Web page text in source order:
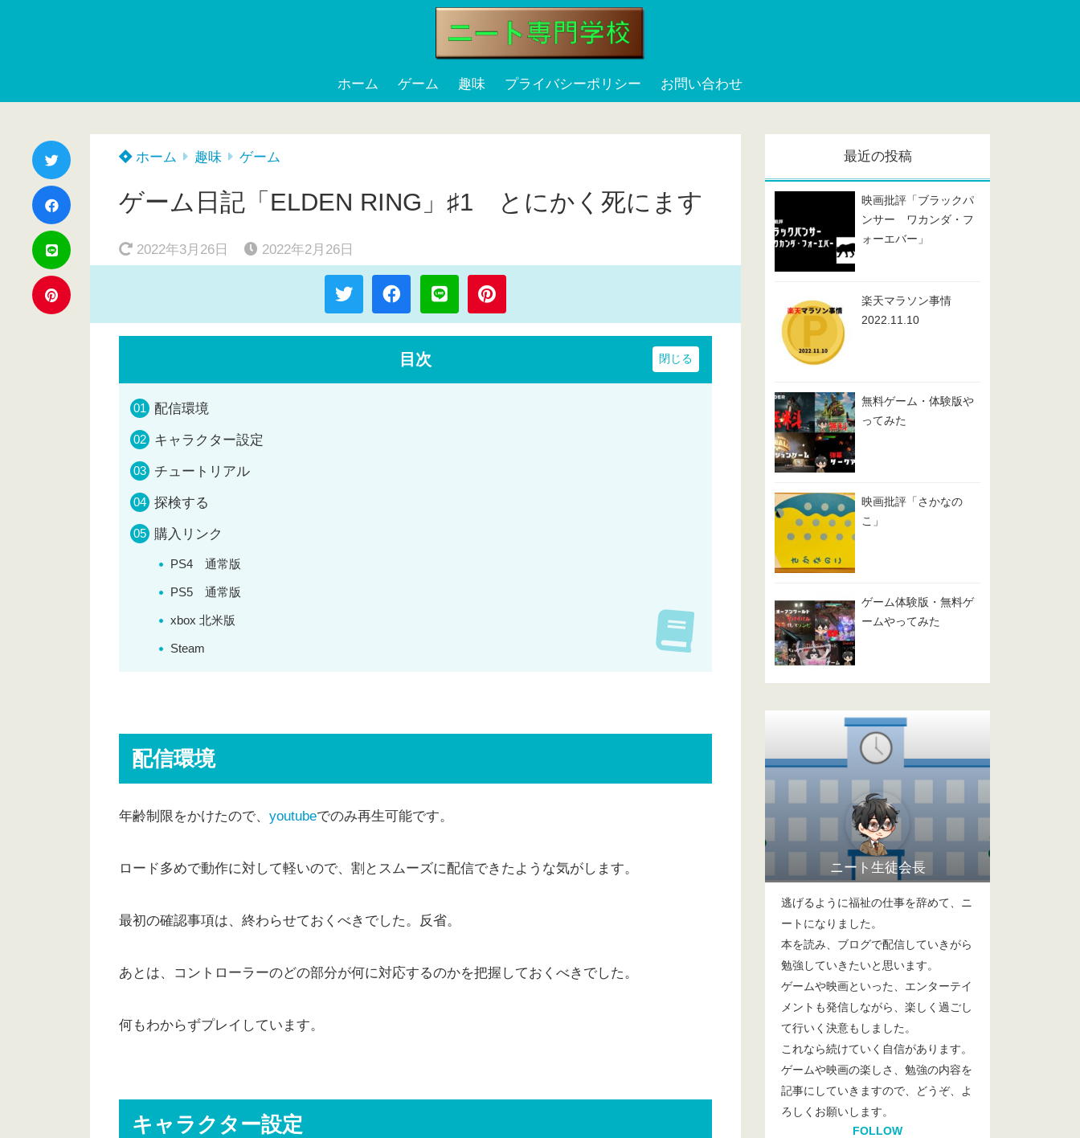
ホーム ゲーム 趣味 プライバシーポリシー お問い合わせ
ホーム 趣味 ゲーム
ゲーム日記「ELDEN RING」♯1 とにかく死にます
2022年3月26日 2022年2月26日
目次
配信環境
キャラクター設定
チュートリアル
探検する
購入リンク
PS4 通常版
PS5 通常版
xbox 北米版
Steam
配信環境
年齢制限をかけたので、 youtubeでのみ再生可能です。
ロード多めで動作に対して軽いので、割とスムーズに配信できたような気がします。
最初の確認事項は、終わらせておくべきでした。反省。
あとは、コントローラーのどの部分が何に対応するのかを把握しておくべきでした。
何もわからずプレイしています。
キャラクター設定
最近の投稿
映画批評「ブラックパ
ンサー ワカンダ・フ
ォーエバー」
楽天マラソン事情
2022.11.10
無料ゲーム・体験版や
ってみた
映画批評「さかなの
こ」
ゲーム体験版・無料ゲ
ームやってみた
ニート生徒会長
逃げるように福祉の仕事を辞めて、ニ
ートになりました。
本を読み、ブログで配信していきがら
勉強していきたいと思います。
ゲームや映画といった、エンターテイ
メントも発信しながら、楽しく過ごし
て行いく決意もしました。
これなら続けていく自信があります。
ゲームや映画の楽しさ、勉強の内容を
記事にしていきますので、どうぞ、よ
ろしくお願いします。
FOLLOW